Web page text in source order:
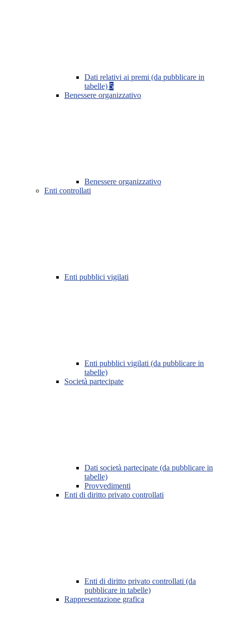
Dati relativi ai premi (da pubblicare in
tabelle) 5
Benessere organizzativo
Benessere organizzativo
Enti controllati
Enti pubblici vigilati
Enti pubblici vigilati (da pubblicare in
tabelle)
Società partecipate
Dati società partecipate (da pubblicare in
tabelle)
Provvedimenti
Enti di diritto privato controllati
Enti di diritto privato controllati (da
pubblicare in tabelle)
Rappresentazione grafica